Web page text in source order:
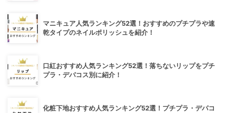
マニキュア人気ランキング52選！おすすめのプチプラや速
乾タイプのネイルポリッシュを紹介！
口紅おすすめ人気ランキング52選！落ちないリップをプチ
プラ・デパコス別に紹介！
化粧下地おすすめ人気ランキング52選！プチプラ・デパコ